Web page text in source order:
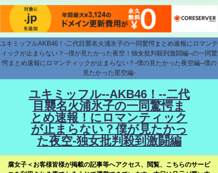
ユキミッフルAKB46！-二代目襲名火浦氷子の一同驚愕まとめ速報にロマンテ
ィックが止まらない？--僕が見たかった夜空！独女批判殺到激闘編--の一同驚
愕まとめ速報にロマンティックが止まらない？-僕の見たかった夜空編--僕の
見たかった星空編-
ユキミッフル--AKB46！--二代
目襲名火浦氷子の一同驚愕ま
とめ速報！にロマンティック
が止まらない？僕が見たかっ
た夜空-独女批判殺到激闘編
腐女子＜お客様皆様が掲載の記事等へアクセス、閲覧、こちらのサービ